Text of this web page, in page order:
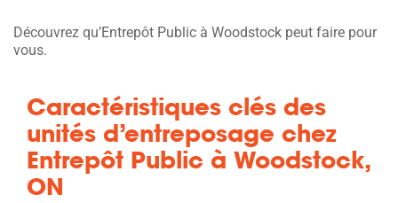
Découvrez qu’Entrepôt Public à Woodstock peut faire pour
vous.
Caractéristiques clés des
unités d’entreposage chez
Entrepôt Public à Woodstock,
ON